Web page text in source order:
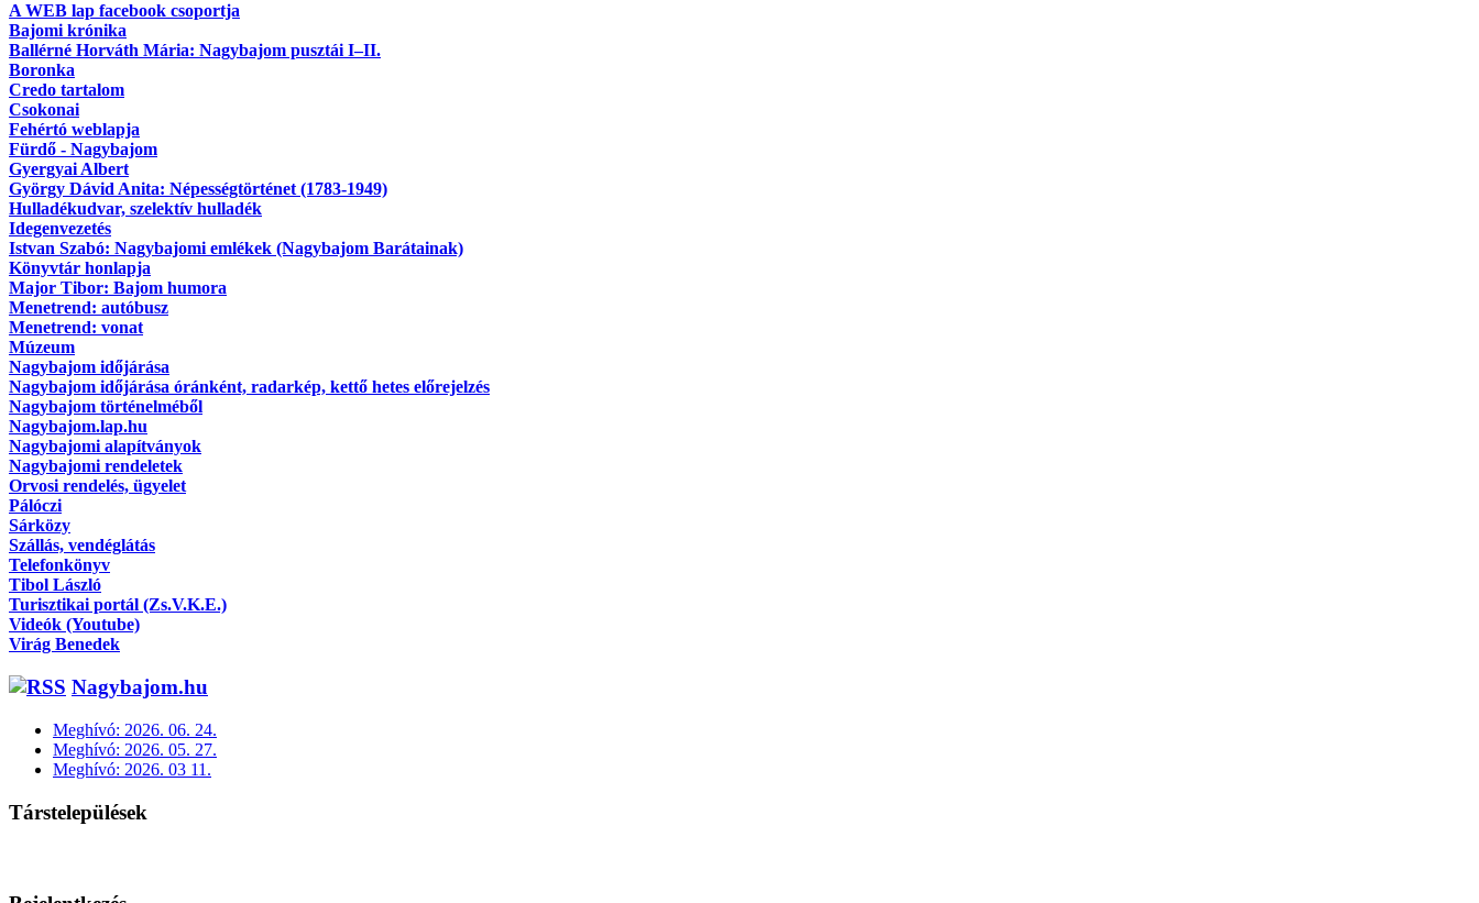
A WEB lap facebook csoportja
Bajomi krónika
Ballérné Horváth Mária: Nagybajom pusztái I–II.
Boronka
Credo tartalom
Csokonai
Fehértó weblapja
Fürdő - Nagybajom
Gyergyai Albert
György Dávid Anita: Népességtörténet (1783-1949)
Hulladékudvar, szelektív hulladék
Idegenvezetés
Istvan Szabó: Nagybajomi emlékek (Nagybajom Barátainak)
Könyvtár honlapja
Major Tibor: Bajom humora
Menetrend: autóbusz
Menetrend: vonat
Múzeum
Nagybajom időjárása
Nagybajom időjárása óránként, radarkép, kettő hetes előrejelzés
Nagybajom történelméből
Nagybajom.lap.hu
Nagybajomi alapítványok
Nagybajomi rendeletek
Orvosi rendelés, ügyelet
Pálóczi
Sárközy
Szállás, vendéglátás
Telefonkönyv
Tibol László
Turisztikai portál (Zs.V.K.E.)
Videók (Youtube)
Virág Benedek
Nagybajom.hu
Meghívó: 2026. 06. 24.
Meghívó: 2026. 05. 27.
Meghívó: 2026. 03 11.
Társtelepülések